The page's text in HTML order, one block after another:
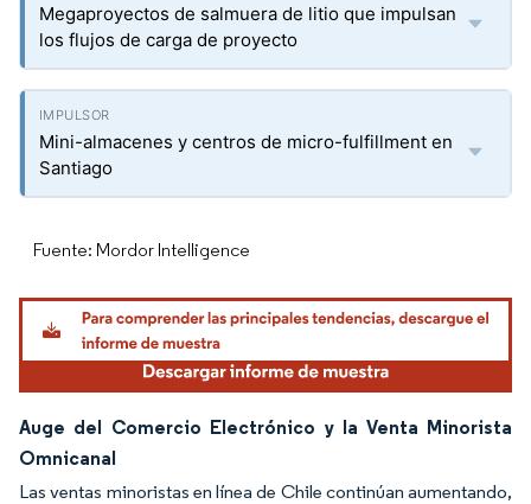
Megaproyectos de salmuera de litio que impulsan
los flujos de carga de proyecto
Mini-almacenes y centros de micro-fulfillment en
Santiago
Fuente: Mordor Intelligence
Auge del Comercio Electrónico y la Venta Minorista
Omnicanal
Las ventas minoristas en línea de Chile continúan aumentando,